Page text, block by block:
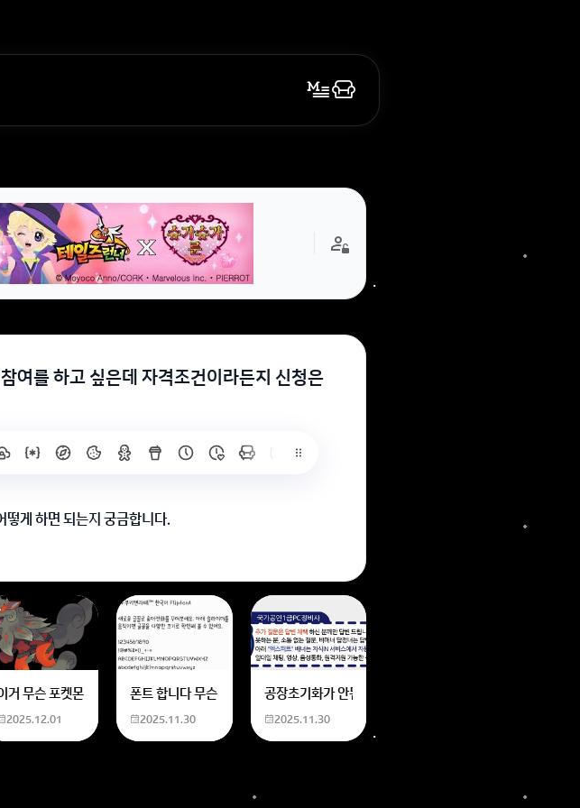
여를 하고 싶은데 자격조건이라든지 신청은
게 하면 되는지 궁금합니다.
가요??제가 알고 있는거랑
모르겠어요여자 양력 2007 04 06
비행 마법 저격 여자 기억하기로는 위의 내용에 있는 일본 만화 제목을 찾습니다. 만화의 내용은
거 무슨 포켓몬이에요? 신기하네요
2025.12.01
폰트 합니다 무슨 폰트인지 알려주세요
2025.11.30
공장초기화가 안됩니다 제가 볼륨 아래버튼이랑 전원버튼
2025.11.30